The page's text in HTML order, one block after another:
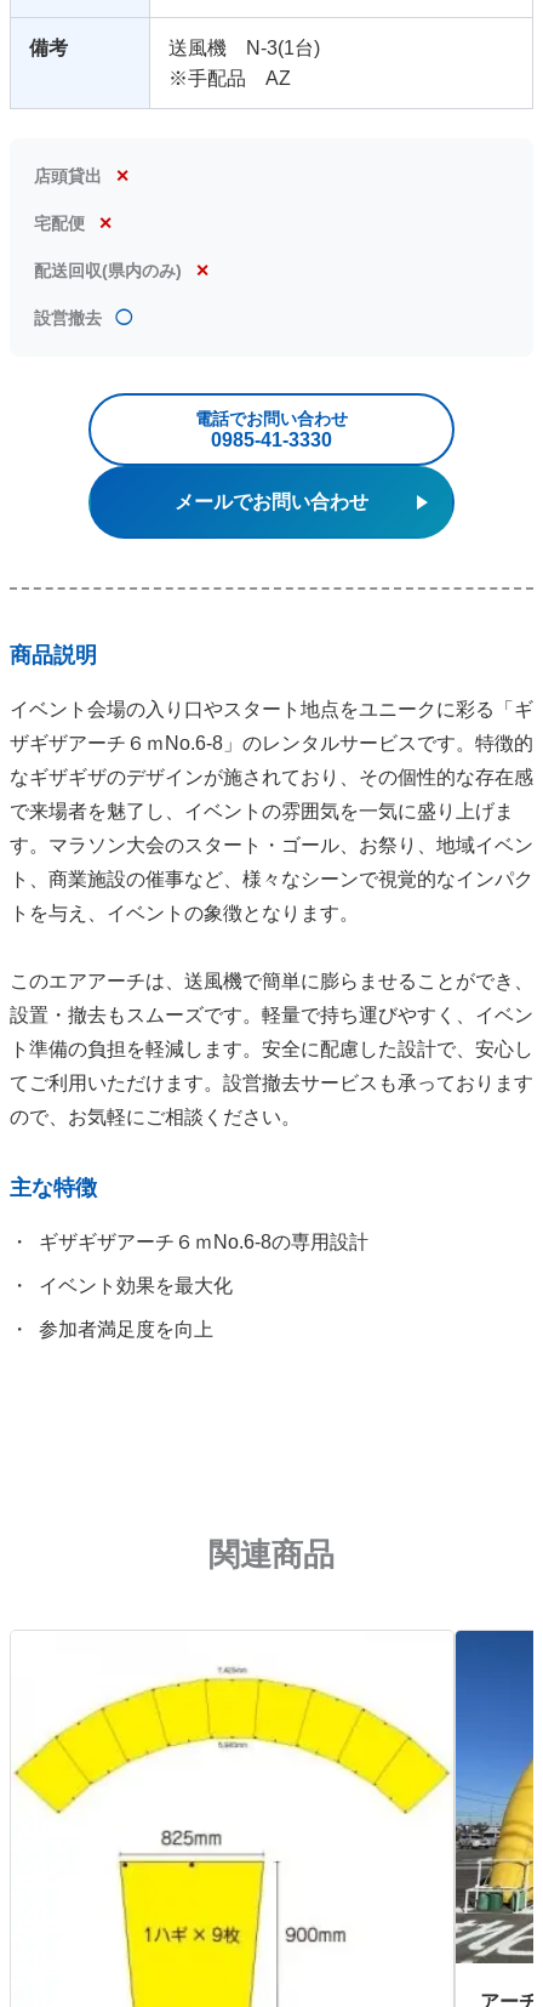
備考
送風機 N-3(1台)
※手配品 AZ
店頭貸出 ✕
宅配便 ✕
配送回収(県内のみ) ✕
設営撤去 ◯
電話でお問い合わせ
0985‐41‐3330
メールでお問い合わせ
商品説明
イベント会場の入り口やスタート地点をユニークに彩る「ギ
ザギザアーチ６ｍNo.6‐8」のレンタルサービスです。特徴的
なギザギザのデザインが施されており、その個性的な存在感
で来場者を魅了し、イベントの雰囲気を一気に盛り上げま
す。マラソン大会のスタート・ゴール、お祭り、地域イベン
ト、商業施設の催事など、様々なシーンで視覚的なインパク
トを与え、イベントの象徴となります。
このエアアーチは、送風機で簡単に膨らませることができ、
設置・撤去もスムーズです。軽量で持ち運びやすく、イベン
ト準備の負担を軽減します。安全に配慮した設計で、安心し
てご利用いただけます。設営撤去サービスも承っております
ので、お気軽にご相談ください。
主な特徴
ギザギザアーチ６ｍNo.6‐8の専用設計
イベント効果を最大化
参加者満足度を向上
関連商品
アー